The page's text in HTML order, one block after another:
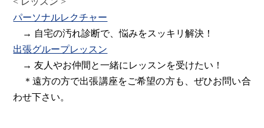
パーソナルレクチャー
→ 自宅の汚れ診断で、悩みをスッキリ解決！
出張グループレッスン
→ 友人やお仲間と一緒にレッスンを受けたい！
＊遠方の方で出張講座をご希望の方も、ぜひお問い合
わせ下さい。